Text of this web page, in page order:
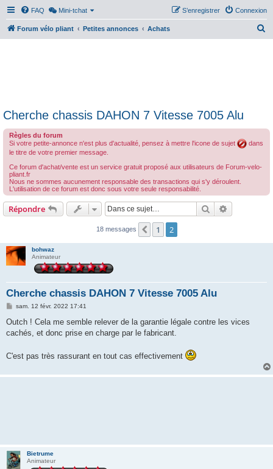
FAQ Mini-tchat Connexion
S’enregistrer
Forum vélo pliant Petites annonces Achats
h
Cherche chassis DAHON 7 Vitesse 7005 Alu
Règles du forum
Si votre petite-annonce n'est plus d'actualité, pensez à mettre l'icone de sujet
dans
le titre de votre premier message.
Ce forum d'achat/vente est un service gratuit proposé aux utilisateurs de Forum-velo-
pliant.fr
Nous ne sommes aucunement responsable des transactions qui s'y déroulent.
L'utilisation de ce forum est donc sous votre seule responsabilité.
Répondre Rechercher
18 messages Précédente
1 2
bohwaz
Animateur
Cherche chassis DAHON 7 Vitesse 7005 Alu
M
s
a
sam. 12 févr. 2022 17:41
Outch ! Cela me semble relever de la garantie légale contre les vices
cachés, et donc prise en charge par le fabricant.
C'est pas très rassurant en tout cas effectivement
Bietrume
Animateur